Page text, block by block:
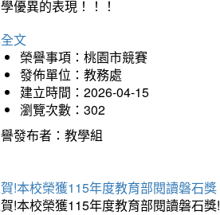
優異的表現！！！
文
榮譽事項：桃園市競賽
發佈單位：教務處
建立時間：2026-04-15
瀏覽次數：302
發布者：教學組
!本校榮獲115年度教育部閱讀磐石獎
!本校榮獲115年度教育部閱讀磐石獎!